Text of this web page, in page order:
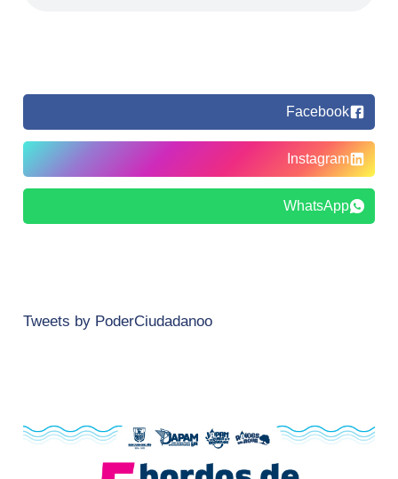
Facebook
Instagram
WhatsApp
Tweets by PoderCiudadanoo